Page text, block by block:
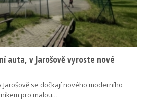
auta, v Jarošově vyroste nové
Jarošově se dočkají nového moderního
pro malou…